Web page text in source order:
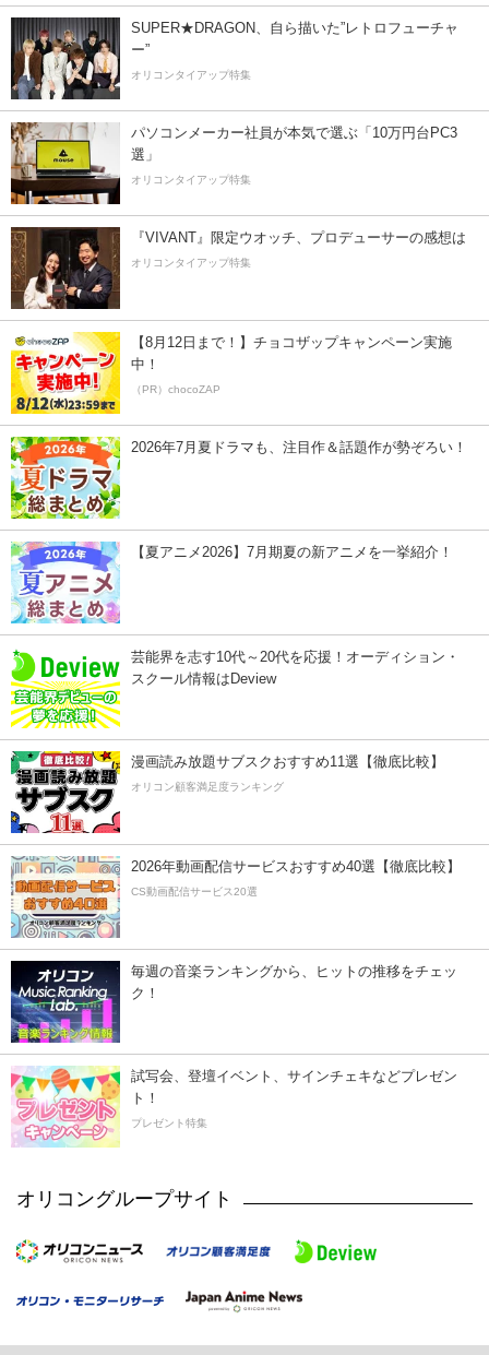
SUPER★DRAGON、自ら描いた”レトロフューチャ
ー”
オリコンタイアップ特集
パソコンメーカー社員が本気で選ぶ「10万円台PC3
選」
オリコンタイアップ特集
『VIVANT』限定ウオッチ、プロデューサーの感想は
オリコンタイアップ特集
【8月12日まで！】チョコザップキャンペーン実施
中！
（PR）chocoZAP
2026年7月夏ドラマも、注目作＆話題作が勢ぞろい！
【夏アニメ2026】7月期夏の新アニメを一挙紹介！
芸能界を志す10代～20代を応援！オーディション・
スクール情報はDeview
漫画読み放題サブスクおすすめ11選【徹底比較】
オリコン顧客満足度ランキング
2026年動画配信サービスおすすめ40選【徹底比較】
CS動画配信サービス20選
毎週の音楽ランキングから、ヒットの推移をチェッ
ク！
試写会、登壇イベント、サインチェキなどプレゼン
ト！
プレゼント特集
オリコングループサイト